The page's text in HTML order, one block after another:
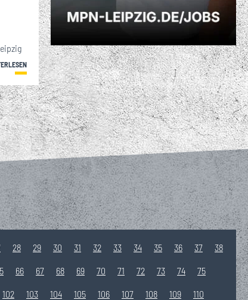
28 29 30 31 32 33 34 35 36 37 38
66 67 68 69 70 71 72 73 74 75
102 103 104 105 106 107 108 109 110